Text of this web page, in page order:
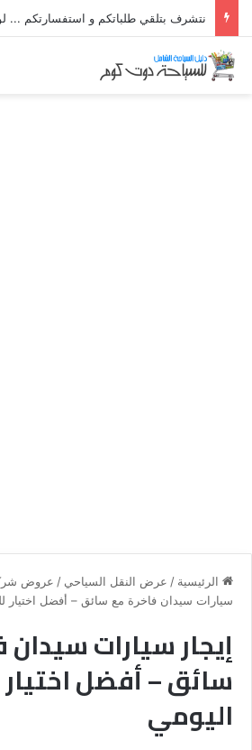
الرئيسية / عرض النقل السياحي / عروض
سيارات سيدان فاخرة مع سائق – أفضل اختيار
إيجار سيارات
سائق – أفضل اختيار
اليومي